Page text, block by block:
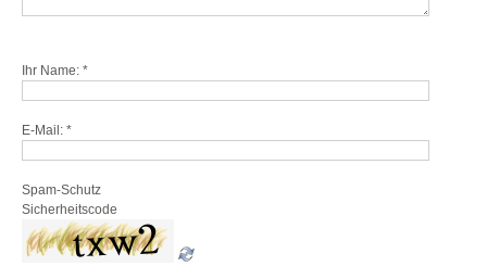
Ihr Name: *
E-Mail: *
Spam-Schutz
Sicherheitscode